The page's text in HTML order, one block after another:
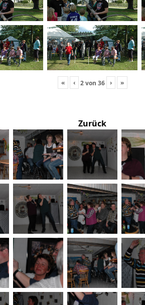
« ‹ 2von 36 › »
Zurück